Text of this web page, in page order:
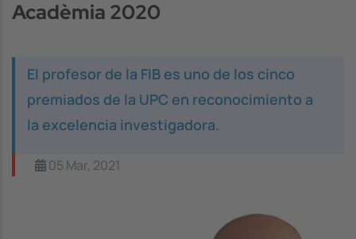
Acadèmia 2020
El profesor de la FIB es uno de los cinco
premiados de la UPC en reconocimiento a
la excelencia investigadora.
05 Mar, 2021